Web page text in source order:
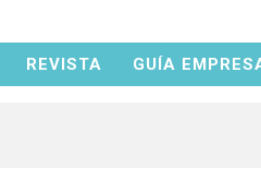
REVISTA GUÍA